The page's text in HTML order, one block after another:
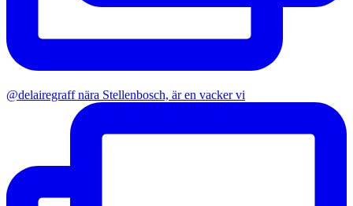
@delairegraff nära Stellenbosch, är en vacker vi